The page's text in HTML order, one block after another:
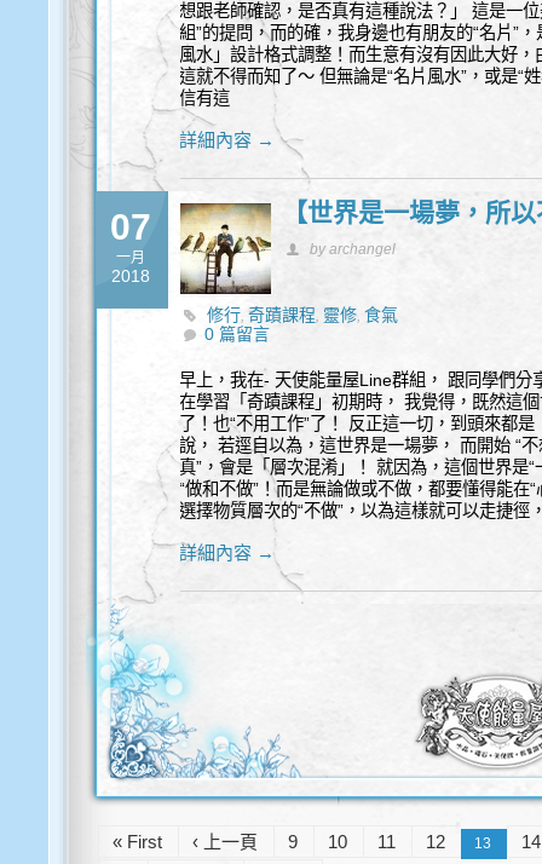
想跟老師確認，是否真有這種說法？」 這是一
組”的提問，而的確，我身邊也有朋友的“名片”
風水」設計格式調整！而生意有沒有因此大好
這就不得而知了～ 但無論是“名片風水”，或是“
信有這
詳細內容 →
07
一月
2018
【世界是一場夢，所
by archangel
修行,奇蹟課程, 靈修,食氣
0 篇留言
早上，我在- 天使能量屋Line群組， 跟同學們分
在學習「奇蹟課程」初期時， 我覺得，既然這
了！也“不用工作”了！ 反正這一切，到頭來都
說， 若逕自以為，這世界是一場夢， 而開始 “
真”，會是「層次混淆」！ 就因為，這個世界是
“做和不做”！而是無論做或不做，都要懂得能在
選擇物質層次的“不做”，以為這樣就可以走捷徑
詳細內容 →
« First ‹ 上一頁 9 10 11 12 13
14